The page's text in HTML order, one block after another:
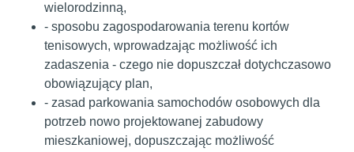
wielorodzinną,
- sposobu zagospodarowania terenu kortów
tenisowych, wprowadzając możliwość ich
zadaszenia - czego nie dopuszczał dotychczasowo
obowiązujący plan,
- zasad parkowania samochodów osobowych dla
potrzeb nowo projektowanej zabudowy
mieszkaniowej, dopuszczając możliwość